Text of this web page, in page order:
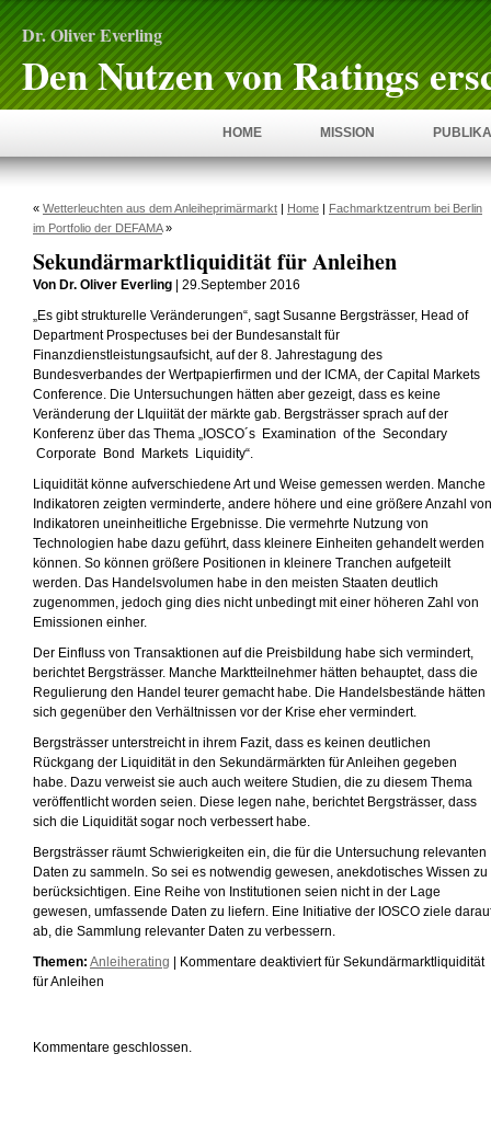
Dr. Oliver Everling
Den Nutzen von Ratings
HOME MISSION
« Wetterleuchten aus dem Anleiheprimärmarkt | Home | Fachmarktzentrum bei Berlin
im Portfolio der DEFAMA»
Sekundärmarktliquidität für Anleihen
Von Dr. Oliver Everling | 29.September 2016
„Es gibt strukturelle Veränderungen“, sagt Susanne Bergsträsser, Head of
Department Prospectuses bei der Bundesanstalt für
Finanzdienstleistungsaufsicht, auf der 8. Jahrestagung des
Bundesverbandes der Wertpapierfirmen und der ICMA, der Capital Markets
Conference. Die Untersuchungen hätten aber gezeigt, dass es keine
Veränderung der LIquiität der märkte gab. Bergsträsser sprach auf der
Konferenz über das Thema „IOSCO´s Examination of the Secondary
Corporate Bond Markets Liquidity“.
Liquidität könne aufverschiedene Art und Weise gemessen werden. Manche
Indikatoren zeigten verminderte, andere höhere und eine größere Anzahl von
Indikatoren uneinheitliche Ergebnisse. Die vermehrte Nutzung von
Technologien habe dazu geführt, dass kleinere Einheiten gehandelt werden
können. So können größere Positionen in kleinere Tranchen aufgeteilt
werden. Das Handelsvolumen habe in den meisten Staaten deutlich
zugenommen, jedoch ging dies nicht unbedingt mit einer höheren Zahl von
Emissionen einher.
Der Einfluss von Transaktionen auf die Preisbildung habe sich vermindert,
berichtet Bergsträsser. Manche Marktteilnehmer hätten behauptet, dass die
Regulierung den Handel teurer gemacht habe. Die Handelsbestände hätten
sich gegenüber den Verhältnissen vor der Krise eher vermindert.
Bergsträsser unterstreicht in ihrem Fazit, dass es keinen deutlichen
Rückgang der Liquidität in den Sekundärmärkten für Anleihen gegeben
habe. Dazu verweist sie auch auch weitere Studien, die zu diesem Thema
veröffentlicht worden seien. Diese legen nahe, berichtet Bergsträsser, dass
sich die Liquidität sogar noch verbessert habe.
Bergsträsser räumt Schwierigkeiten ein, die für die Untersuchung relevanten
Daten zu sammeln. So sei es notwendig gewesen, anekdotisches Wissen zu
berücksichtigen. Eine Reihe von Institutionen seien nicht in der Lage
gewesen, umfassende Daten zu liefern. Eine Initiative der IOSCO ziele
ab, die Sammlung relevanter Daten zu verbessern.
Themen: Anleiherating Kommentare deaktiviertfür Sekundärmarktliquidität
für Anleihen
Kommentare geschlossen.